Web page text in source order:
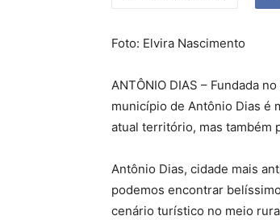
Foto: Elvira Nascimento
ANTÔNIO DIAS – Fundada
município de Antônio Dias é
atual território, mas também
Antônio Dias, cidade mais
podemos encontrar
cenário turístico no meio